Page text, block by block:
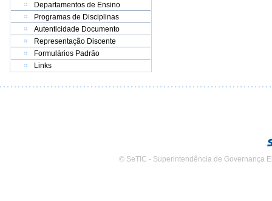
Departamentos de Ensino
Programas de Disciplinas
Autenticidade Documento
Representação Discente
Formulários Padrão
Links
© SeTIC - Superintendência de Governança